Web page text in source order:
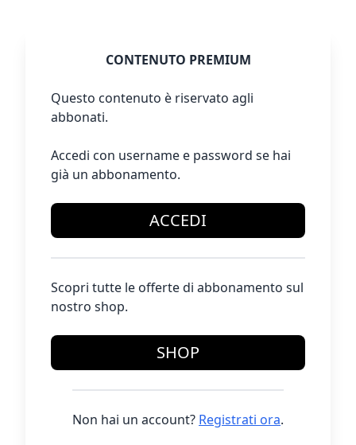
CONTENUTO PREMIUM
Questo contenuto è riservato agli
abbonati.
Accedi con username e password se hai
già un abbonamento.
ACCEDI
Scopri tutte le offerte di abbonamento sul
nostro shop.
SHOP
Non hai un account? Registrati ora.